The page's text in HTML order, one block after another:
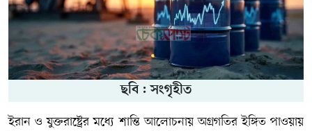
ছবি : সংগৃহীত
ইরান ও যুক্তরাষ্ট্রের মধ্যে শান্তি আলোচনায় অগ্রগতির ইঙ্গিত পাওয়ায়